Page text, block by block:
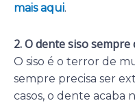
mais aqui.
2. O dente siso
O siso é o terror de
sempre precisa ser
casos, o dente acaba